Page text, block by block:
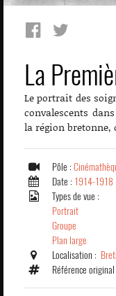
La
Le portrait des
convalescents
la région bretonne,
Pôle :
Date : 1914-1918
Types de vue :
Portrait
Groupe
Plan large
Localisation :
Référence original